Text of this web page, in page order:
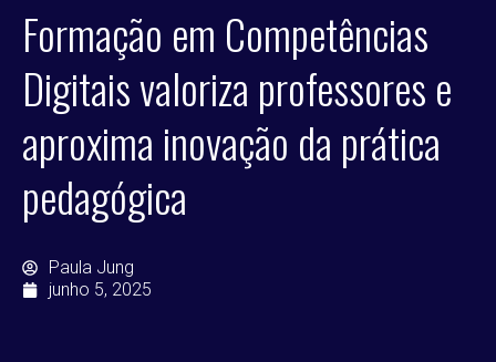
Formação em Competências
Digitais valoriza professores e
aproxima inovação da prática
pedagógica
Paula Jung
junho 5, 2025